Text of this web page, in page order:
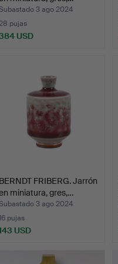
3 ago 2024
pujas
USD
FRIBERG. Jarrón
miniatura, gres,…
3 ago 2024
pujas
USD